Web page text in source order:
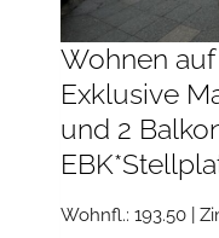
Wohnen
Exklusive
und 2
Wohnfl.: 193.50 |